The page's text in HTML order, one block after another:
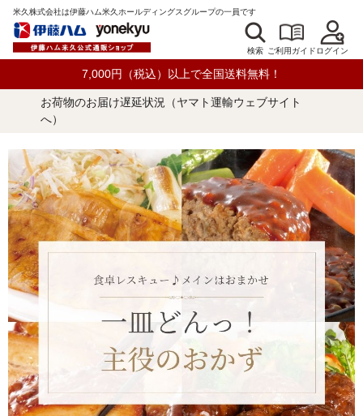
米久株式会社は伊藤ハム米久ホールディングスグループの一員です
検索 ご利用ガイドログイン
7,000円（税込）以上で全国送料無料！
お荷物のお届け遅延状況（ヤマト運輸ウェブサイト
へ）